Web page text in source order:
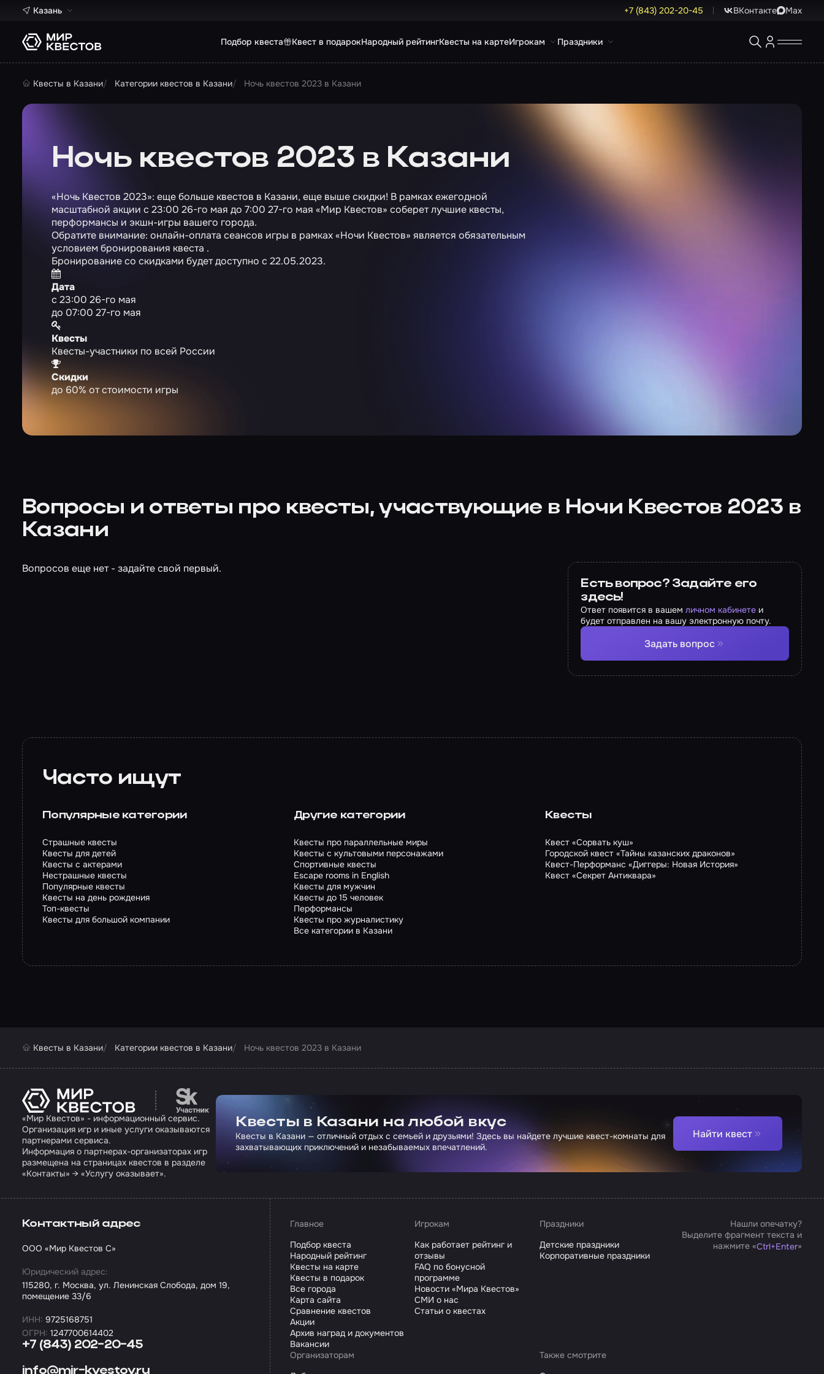
Казань +7 (843) 202-20-45 ВКонтакте Max
Подбор квеста Квест в подарокНародный рейтингКвесты на картеИгрокам Праздники
Квесты в Казани Категории квестов в Казани Ночь квестов 2023 в Казани
Ночь квестов 2023 в Казани
«Ночь Квестов 2023»: еще больше квестов в Казани, еще выше скидки! В рамках ежегодной
масштабной акции с 23:00 26-го мая до 7:00 27-го мая «Мир Квестов» соберет лучшие квесты,
перформансы и экшн-игры вашего города.
Обратите внимание: онлайн-оплата сеансов игры в рамках «Ночи Квестов» является обязательным
условием бронирования квеста .
Бронирование со скидками будет доступно с 22.05.2023.
Дата
с 23:00 26-го мая
до 07:00 27-го мая
Квесты
Квесты-участники по всей России
Скидки
до 60% от стоимости игры
Вопросы и ответы про квесты, участвующие в Ночи Квестов 2023 в
Казани
Вопросов еще нет - задайте свой первый.
Есть вопрос? Задайте его
здесь!
Ответ появится в вашемличном кабинете и
будет отправлен на вашу электронную почту.
Задать вопрос
Часто ищут
Популярные категории
Страшные квесты
Квесты для детей
Квесты с актерами
Нестрашные квесты
Популярные квесты
Квесты на день рождения
Топ-квесты
Квесты для большой компании
Другие категории
Квесты про параллельные миры
Квесты с культовыми персонажами
Спортивные квесты
Escape rooms in English
Квесты для мужчин
Квесты до 15 человек
Перформансы
Квесты про журналистику
Все категории в Казани
Квесты
Квест «Сорвать куш»
Городской квест «Тайны казанских драконов»
Квест-Перформанс «Диггеры: Новая История»
Квест «Секрет Антиквара»
Квесты в Казани Категории квестов в Казани Ночь квестов 2023 в Казани
Перейти на сайт партнера Сколково
«Мир Квестов» - информационный сервис.
Организация игр и иные услуги оказываются
партнерами сервиса.
Информация о партнерах-организаторах игр
размещена на страницах квестов в разделе
«Контакты» → «Услугу оказывает».
Квесты в Казани на любой вкус
Квесты в Казани — отличный отдых с семьей и друзьями! Здесь вы найдете лучшие квест-комнаты для
захватывающих приключений и незабываемых впечатлений.
Найти квест
+7 (843) 202-20-45
info@mir-kvestov.ru
Контактный адрес
ООО «Мир Квестов С»
Юридический адрес:
115280, г. Москва, ул. Ленинская Слобода, дом 19,
помещение 33/6
ИНН: 9725168751
ОГРН: 1247700614402
Главное
Подбор квеста
Народный рейтинг
Квесты на карте
Квесты в подарок
Все города
Карта сайта
Сравнение квестов
Акции
Архив наград и документов
Вакансии
Игрокам
Как работает рейтинг и
отзывы
FAQ по бонусной
программе
Новости «Мира Квестов»
СМИ о нас
Статьи о квестах
Праздники
Детские праздники
Корпоративные праздники
Организаторам
Также смотрите
Нашли опечатку?
Выделите фрагмент текста и
нажмите «Ctrl+Enter»